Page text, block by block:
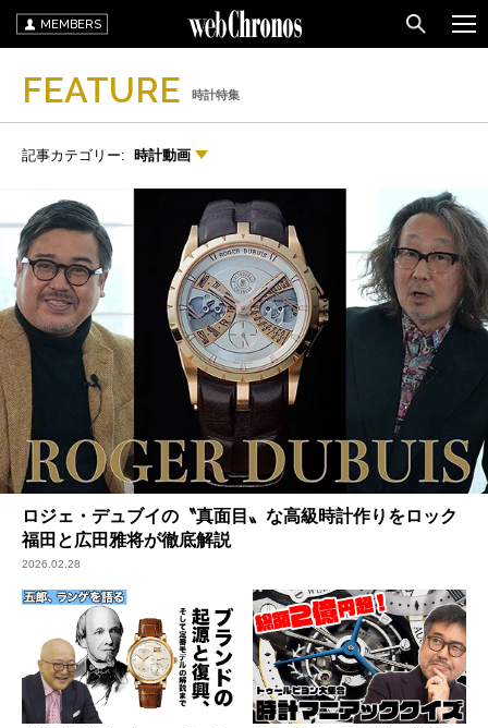
MEMBERS
FEATURE 時計特集
記事カテゴリー: 時計動画
ロジェ・デュブイの〝真面目〟な高級時計作りをロック
福田と広田雅将が徹底解説
2026.02.28